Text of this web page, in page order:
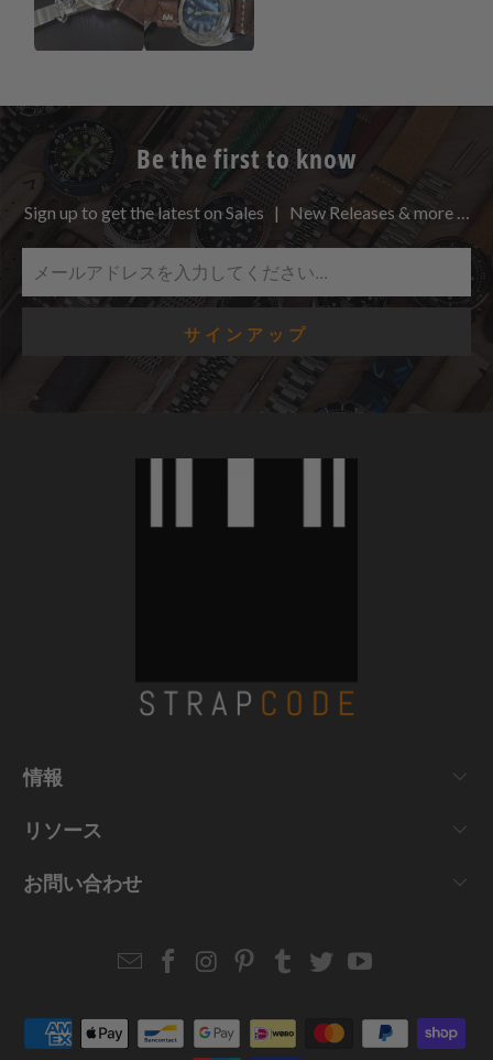
Be the first to know
Sign up to get the latest on Sales | New Releases & more …
情報
リソース
お問い合わせ
EmailStrapcode
Facebook
Strapcode
Instagram
Strapcode
Pinterest
Strapcode
Tumblr
Strapcode
TwitterYouTube